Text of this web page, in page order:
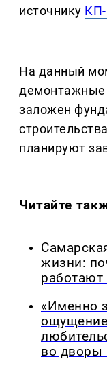
источнику
На данный
демонтажные
заложен
планируют
Читайте
жизни:
работают
«Именно
ощущение
во дворы